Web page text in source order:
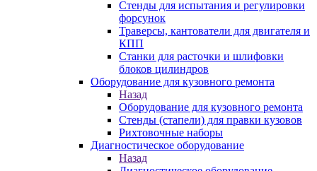
Стенды для испытания и регулировки
форсунок
Траверсы, кантователи для двигателя и
КПП
Станки для расточки и шлифовки
блоков цилиндров
Оборудование для кузовного ремонта
Назад
Оборудование для кузовного ремонта
Стенды (стапели) для правки кузовов
Рихтовочные наборы
Диагностическое оборудование
Назад